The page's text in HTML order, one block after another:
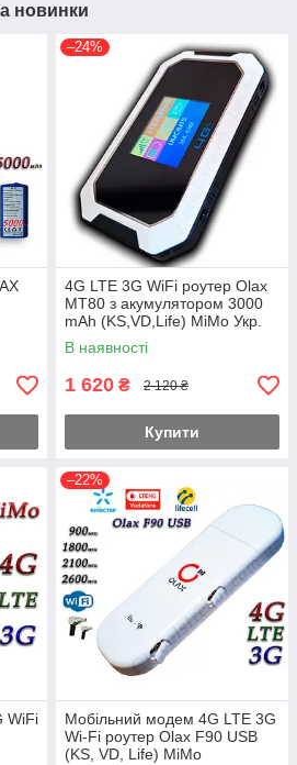
новинки
–24%
4G LTE 3G WiFi роутер Olax
MT80 з акумулятором 3000
mAh (KS,VD,Life) MiMo Укр.
В наявності
1 620 ₴ 2 120 ₴
Купити
WiFi
–22%
Мобільний модем 4G LTE 3G
Wi-Fi роутер Olax F90 USB
(KS, VD, Life) MiMo